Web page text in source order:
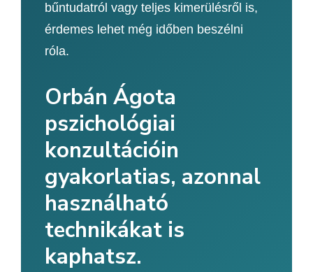
bűntudatról vagy teljes kimerülésről is,
érdemes lehet még időben beszélni
róla.
Orbán Ágota
pszichológiai
konzultációin
gyakorlatias, azonnal
használható
technikákat is
kaphatsz.